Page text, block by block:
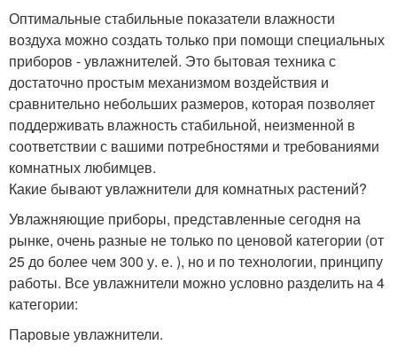
Оптимальные стабильные показатели влажности
воздуха можно создать только при помощи специальных
приборов - увлажнителей. Это бытовая техника с
достаточно простым механизмом воздействия и
сравнительно небольших размеров, которая позволяет
поддерживать влажность стабильной, неизменной в
соответствии с вашими потребностями и требованиями
комнатных любимцев.
Какие бывают увлажнители для комнатных растений?
Увлажняющие приборы, представленные сегодня на
рынке, очень разные не только по ценовой категории (от
25 до более чем 300 у. е. ), но и по технологии, принципу
работы. Все увлажнители можно условно разделить на 4
категории:
Паровые увлажнители.